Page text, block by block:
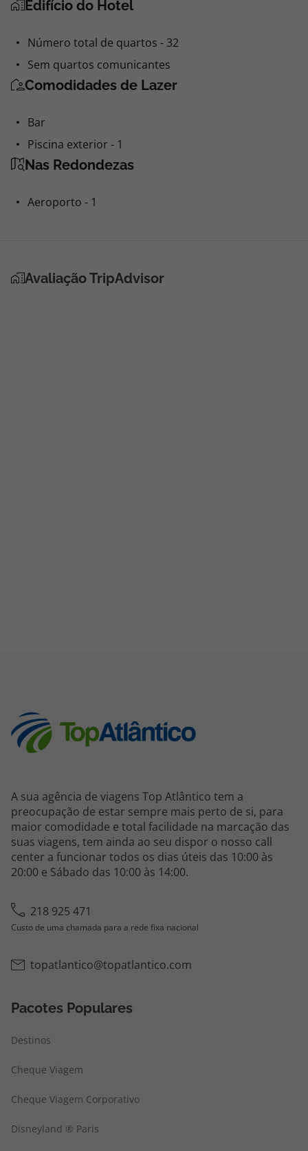
Edifício do Hotel
Número total de quartos - 32
Sem quartos comunicantes
Comodidades de Lazer
Bar
Piscina exterior - 1
Nas Redondezas
Aeroporto - 1
Avaliação TripAdvisor
A sua agência de viagens Top Atlântico tem a
preocupação de estar sempre mais perto de si, para
maior comodidade e total facilidade na marcação das
suas viagens, tem ainda ao seu dispor o nosso call
center a funcionar todos os dias úteis das 10:00 às
20:00 e Sábado das 10:00 às 14:00.
218 925 471
Custo de uma chamada para a rede fixa nacional
topatlantico@topatlantico.com
Pacotes Populares
Destinos
Cheque Viagem
Cheque Viagem Corporativo
Disneyland ® Paris